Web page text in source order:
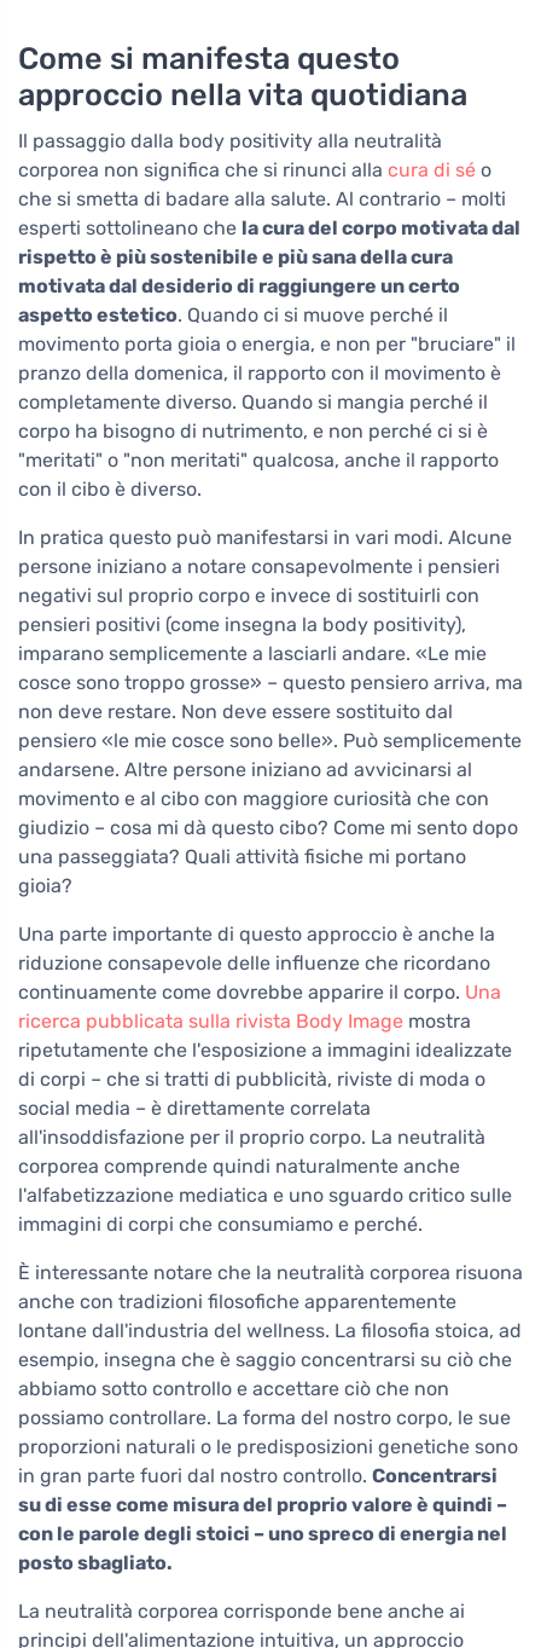
Come si manifesta questo
approccio nella vita quotidiana
Il passaggio dalla body positivity alla neutralità
corporea non significa che si rinunci alla cura di sé o
che si smetta di badare alla salute. Al contrario – molti
esperti sottolineano che la cura del corpo motivata dal
rispetto è più sostenibile e più sana della cura
motivata dal desiderio di raggiungere un certo
aspetto estetico. Quando ci si muove perché il
movimento porta gioia o energia, e non per "bruciare" il
pranzo della domenica, il rapporto con il movimento è
completamente diverso. Quando si mangia perché il
corpo ha bisogno di nutrimento, e non perché ci si è
"meritati" o "non meritati" qualcosa, anche il rapporto
con il cibo è diverso.
In pratica questo può manifestarsi in vari modi. Alcune
persone iniziano a notare consapevolmente i pensieri
negativi sul proprio corpo e invece di sostituirli con
pensieri positivi (come insegna la body positivity),
imparano semplicemente a lasciarli andare. «Le mie
cosce sono troppo grosse» – questo pensiero arriva, ma
non deve restare. Non deve essere sostituito dal
pensiero «le mie cosce sono belle». Può semplicemente
andarsene. Altre persone iniziano ad avvicinarsi al
movimento e al cibo con maggiore curiosità che con
giudizio – cosa mi dà questo cibo? Come mi sento dopo
una passeggiata? Quali attività fisiche mi portano
gioia?
Una parte importante di questo approccio è anche la
riduzione consapevole delle influenze che ricordano
continuamente come dovrebbe apparire il corpo. Una
ricerca pubblicata sulla rivista Body Image mostra
ripetutamente che l'esposizione a immagini idealizzate
di corpi – che si tratti di pubblicità, riviste di moda o
social media – è direttamente correlata
all'insoddisfazione per il proprio corpo. La neutralità
corporea comprende quindi naturalmente anche
l'alfabetizzazione mediatica e uno sguardo critico sulle
immagini di corpi che consumiamo e perché.
È interessante notare che la neutralità corporea risuona
anche con tradizioni filosofiche apparentemente
lontane dall'industria del wellness. La filosofia stoica, ad
esempio, insegna che è saggio concentrarsi su ciò che
abbiamo sotto controllo e accettare ciò che non
possiamo controllare. La forma del nostro corpo, le sue
proporzioni naturali o le predisposizioni genetiche sono
in gran parte fuori dal nostro controllo. Concentrarsi
su di esse come misura del proprio valore è quindi –
con le parole degli stoici – uno spreco di energia nel
posto sbagliato.
La neutralità corporea corrisponde bene anche ai
principi dell'alimentazione intuitiva, un approccio